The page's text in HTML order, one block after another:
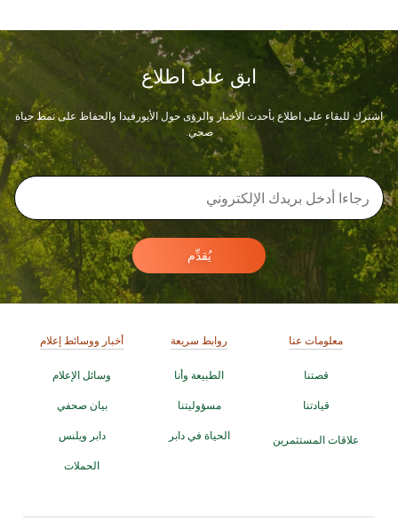
ابق على اطلاع
اشترك للبقاء على اطلاع بأحدث الأخبار والرؤى حول الأيورفيدا والحفاظ على نمط حياة
صحي.
يُقدِّم
معلومات عنا
قصتنا
قيادتنا
علاقات المستثمرين
روابط سريعة
الطبيعة وأنا
مسؤوليتنا
الحياة في دابر
أخبار ووسائط إعلام
وسائل الإعلام
بيان صحفي
دابر ويلنس
الحملات